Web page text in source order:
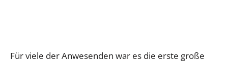
Für viele der Anwesenden war es die erste große